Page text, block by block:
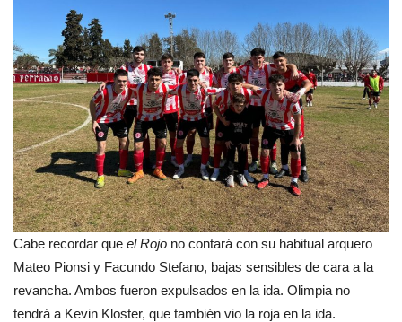
Cabe recordar que el Rojo no contará con su habitual arquero
Mateo Pionsi y Facundo Stefano, bajas sensibles de cara a la
revancha. Ambos fueron expulsados en la ida. Olimpia no
tendrá a Kevin Kloster, que también vio la roja en la ida.